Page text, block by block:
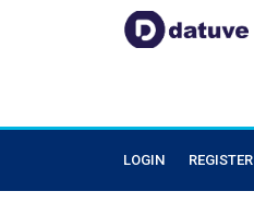
LOGIN REGISTER